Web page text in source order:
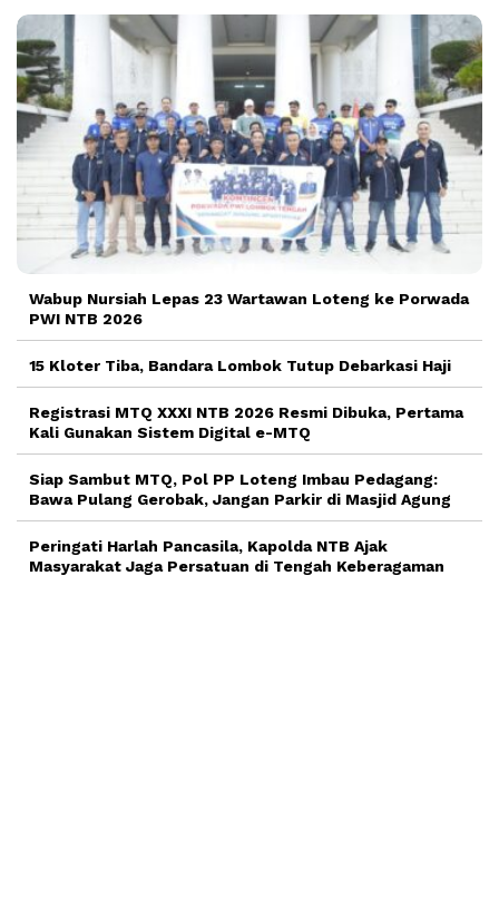
Wabup Nursiah Lepas 23 Wartawan Loteng ke Porwada
PWI NTB 2026
15 Kloter Tiba, Bandara Lombok Tutup Debarkasi Haji
Registrasi MTQ XXXI NTB 2026 Resmi Dibuka, Pertama
Kali Gunakan Sistem Digital e-MTQ
Siap Sambut MTQ, Pol PP Loteng Imbau Pedagang:
Bawa Pulang Gerobak, Jangan Parkir di Masjid Agung
Peringati Harlah Pancasila, Kapolda NTB Ajak
Masyarakat Jaga Persatuan di Tengah Keberagaman